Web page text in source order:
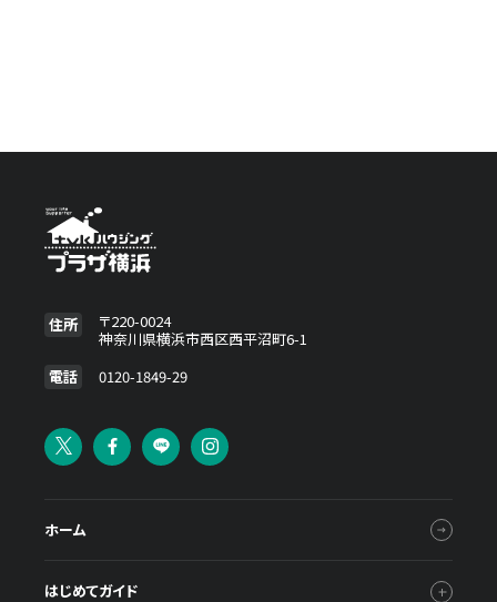
住所
〒220-0024
神奈川県横浜市西区西平沼町6-1
電話
0120-1849-29
ホーム
はじめてガイド